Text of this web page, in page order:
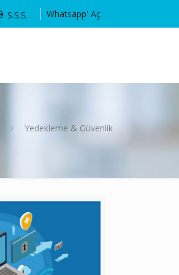
S.S.S. Whatsapp' Aç
Yedekleme & Güvenlik